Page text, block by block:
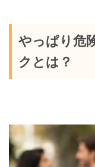
やっぱり危
クとは？